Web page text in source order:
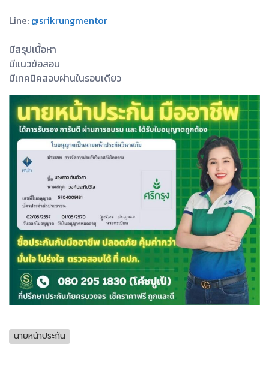
Line: @srikrungmentor
มีสรุปเนื้อหา
มีแนวข้อสอบ
มีเทคนิคสอบผ่านในรอบเดียว
นายหน้าประกัน